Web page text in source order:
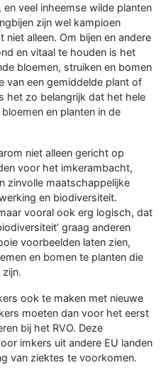
veel inheemse wilde planten
zijn wel kampioen
alleen. Om bijen en andere
en vitaal te houden is het
bloemen, struiken en bomen
van een gemiddelde plant of
het zo belangrijk dat het hele
en planten in de
niet alleen gericht op
voor het imkerambacht,
zinvolle maatschappelijke
en biodiversiteit.
vooral ook erg logisch, dat
graag anderen
voorbeelden laten zien,
en bomen te planten die
ook te maken met nieuwe
moeten dan voor het eerst
bij het RVO. Deze
imkers uit andere EU landen
van ziektes te voorkomen.